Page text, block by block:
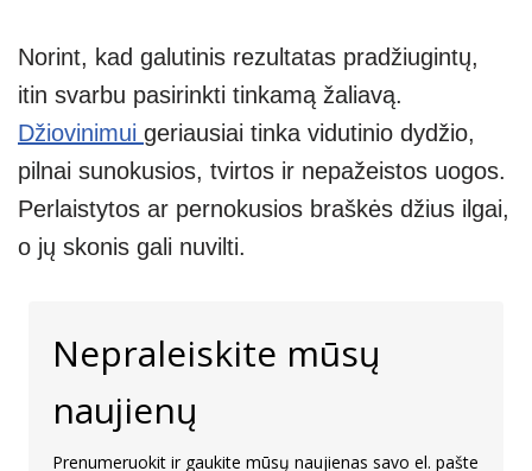
Norint, kad galutinis rezultatas pradžiugintų,
itin svarbu pasirinkti tinkamą žaliavą.
Džiovinimui geriausiai tinka vidutinio dydžio,
pilnai sunokusios, tvirtos ir nepažeistos uogos.
Perlaistytos ar pernokusios braškės džius ilgai,
o jų skonis gali nuvilti.
Nepraleiskite mūsų
naujienų
Prenumeruokit ir gaukite mūsų naujienas savo el. pašte